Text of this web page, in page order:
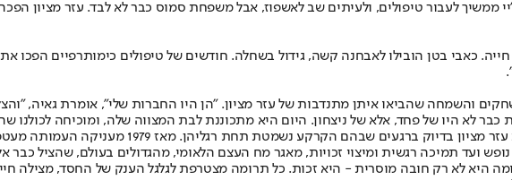
ממשיך לעבור טיפולים, ולעיתים שב לאשפוז, אבל משפחת סמוס כבר לא לבד. עזר מציון
על חייה. כאבי בטן הובילו לאבחנה קשה, גידול בשחלה. חודשים של טיפולים כימותרפיים
והשמחה שהביאו איתן מתנדבות של עזר מציון. "הן היו החברות שלי", אומרת גאיה,
לא היו של פחד, אלא של ניצחון. היום היא מתכוננת לבת המצווה שלה, ומוכיחה לכולנו
נופש ועד תמיכה רגשית ומיצוי זכויות, מאגר מח העצם הלאומי, מהגדולים בעולם, שהציל כבר
היא לא רק חובה מוסרית - היא זכות. כל תרומה מצטרפת לגלגל הענק של החסד, מצילה